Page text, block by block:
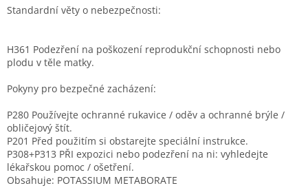
Standardní věty o nebezpečnosti:
H361 Podezření na poškození reprodukční schopnosti nebo
plodu v těle matky.
Pokyny pro bezpečné zacházení:
P280 Používejte ochranné rukavice / oděv a ochranné brýle /
obličejový štít.
P201 Před použitím si obstarejte speciální instrukce.
P308+P313 PŘI expozici nebo podezření na ni: vyhledejte
lékařskou pomoc / ošetření.
Obsahuje: POTASSIUM METABORATE